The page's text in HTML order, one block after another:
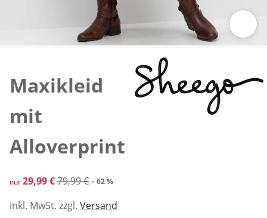
Maxikleid
mit
Alloverprint
reduzierter Preis 29,99 €, vorheriger Preis: 79,99 €
nur29,99 €79,99 € – 62 %
inkl. MwSt. zzgl. Versand